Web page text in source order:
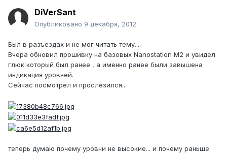
DiVerSant
Опубликовано 9 декабря, 2012
Был в разъездах и не мог читать тему....
Вчера обновил прошивку на базовых Nanostation M2 и увидел
глюк который был ранее , а именно ранее были завышена
индикация уровней.
Сейчас посмотрел и прослезился...
теперь думаю почему уровни не высокие... и почему раньше